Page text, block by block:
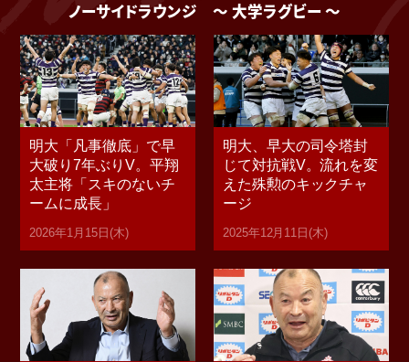
ノーサイドラウンジ 〜 大学ラグビー 〜
明大「凡事徹底」で早
大破り7年ぶりV。平翔
太主将「スキのないチ
ームに成長」
2026年1月15日(木)
明大、早大の司令塔封
じて対抗戦V。流れを変
えた殊勲のキックチャ
ージ
2025年12月11日(木)